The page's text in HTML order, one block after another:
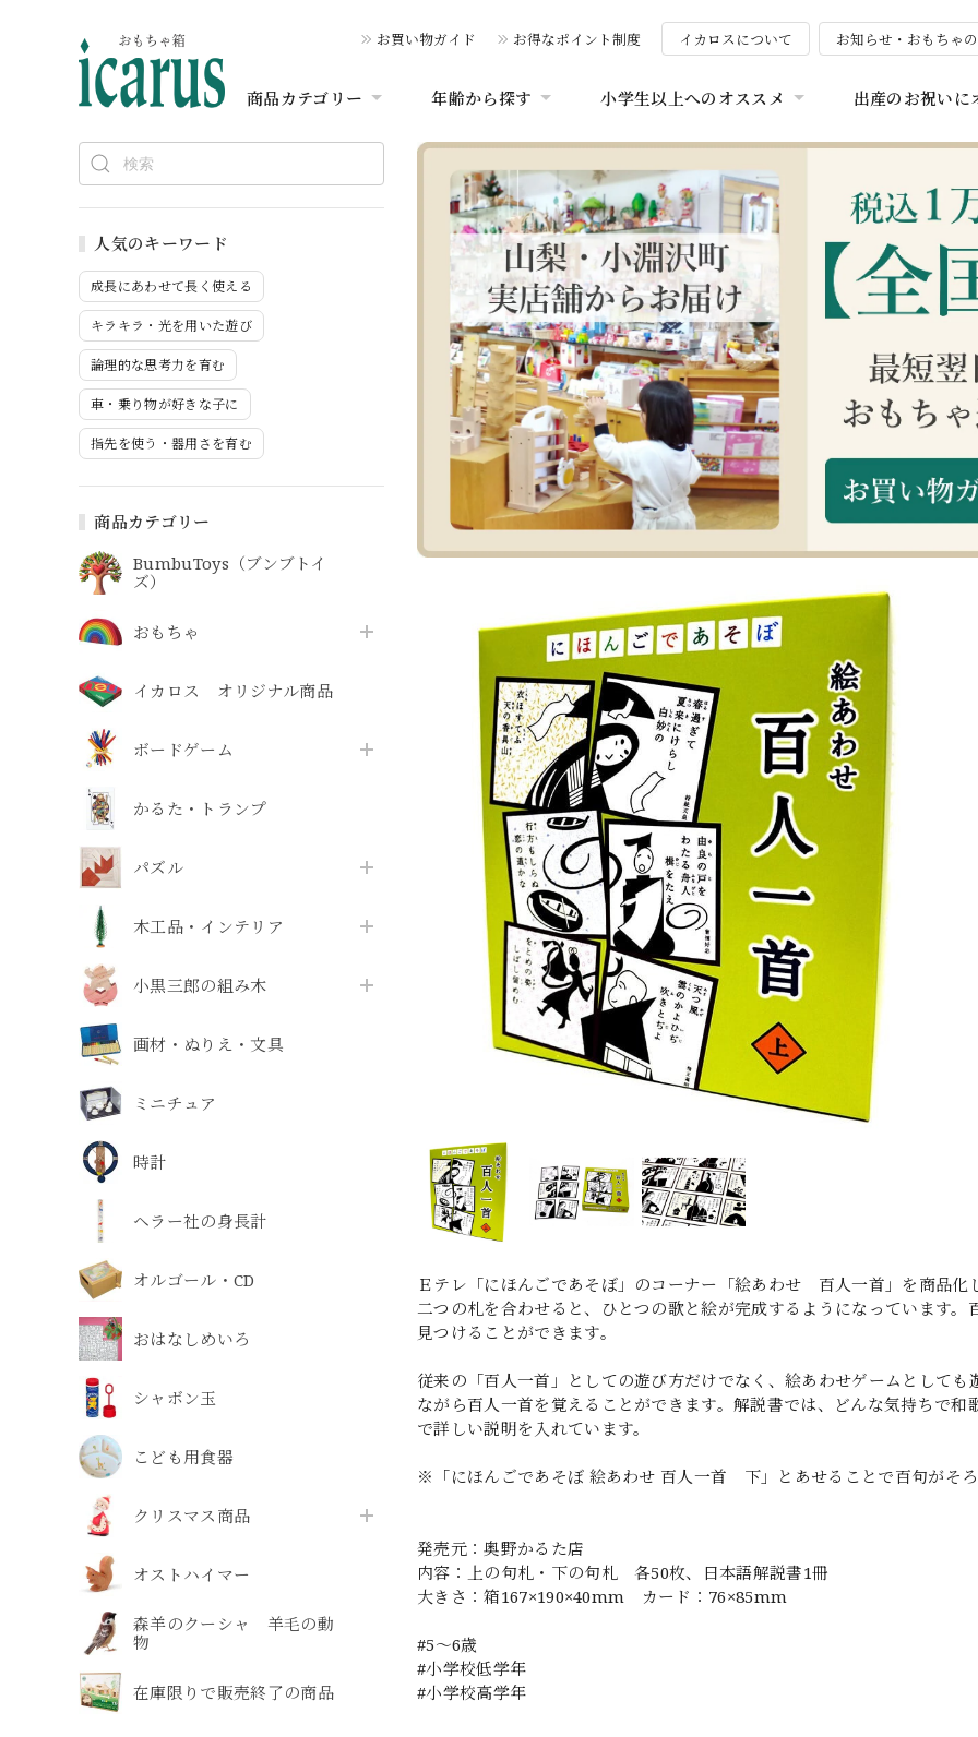
お買い物ガイド お得なポイント制度 イカロスについて お知らせ・おもちゃ
商品カテゴリー 年齢から探す 小学生以上へのオススメ 出産のお祝いに
人気のキーワード
成長にあわせて長く使える
キラキラ・光を用いた遊び
論理的な思考力を育む
車・乗り物が好きな子に
指先を使う・器用さを育む
商品カテゴリー
BumbuToys（ブンブトイ
ズ）
おもちゃ
イカロス オリジナル商品
ボードゲーム
かるた・トランプ
パズル
木工品・インテリア
小黒三郎の組み木
画材・ぬりえ・文具
ミニチュア
時計
ヘラー社の身長計
オルゴール・CD
おはなしめいろ
シャボン玉
こども用食器
クリスマス商品
オストハイマー
森羊のクーシャ 羊毛の動
物
在庫限りで販売終了の商品
Ｅテレ「にほんごであそぼ」のコーナー「絵あわせ 百人一首」を商品
二つの札を合わせると、ひとつの歌と絵が完成するようになっています
見つけることができます。
従来の「百人一首」としての遊び方だけでなく、絵あわせゲームとして
ながら百人一首を覚えることができます。解説書では、どんな気持ちで
で詳しい説明を入れています。
※「にほんごであそぼ 絵あわせ 百人一首 下」とあせることで百句がそ
発売元：奥野かるた店
内容：上の句札・下の句札 各50枚、日本語解説書1冊
大きさ：箱167×190×40mm カード：76×85mm
#5〜6歳
#小学校低学年
#小学校高学年